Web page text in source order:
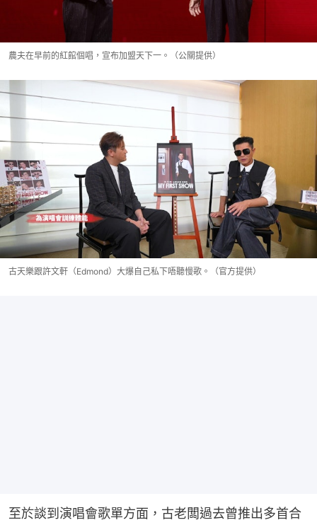
農夫在早前的紅館個唱，宣布加盟天下一。（公關提供）
古天樂跟許文軒（Edmond）大爆自己私下唔聽慢歌。（官方提供）
至於談到演唱會歌單方面，古老闆過去曾推出多首合